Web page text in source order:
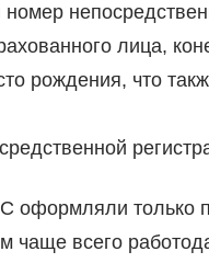
номер
лица,
рождения, что
только
чаще всего